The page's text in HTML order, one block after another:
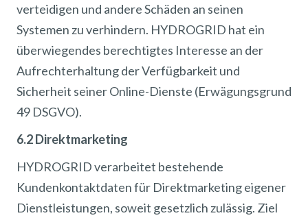
verteidigen und andere Schäden an seinen
Systemen zu verhindern. HYDROGRID hat ein
überwiegendes berechtigtes Interesse an der
Aufrechterhaltung der Verfügbarkeit und
Sicherheit seiner Online-Dienste (Erwägungsgrund
49 DSGVO).
6.2 Direktmarketing
HYDROGRID verarbeitet bestehende
Kundenkontaktdaten für Direktmarketing eigener
Dienstleistungen, soweit gesetzlich zulässig. Ziel